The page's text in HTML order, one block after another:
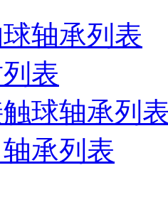
轴承列表
表
球轴承列
承列表